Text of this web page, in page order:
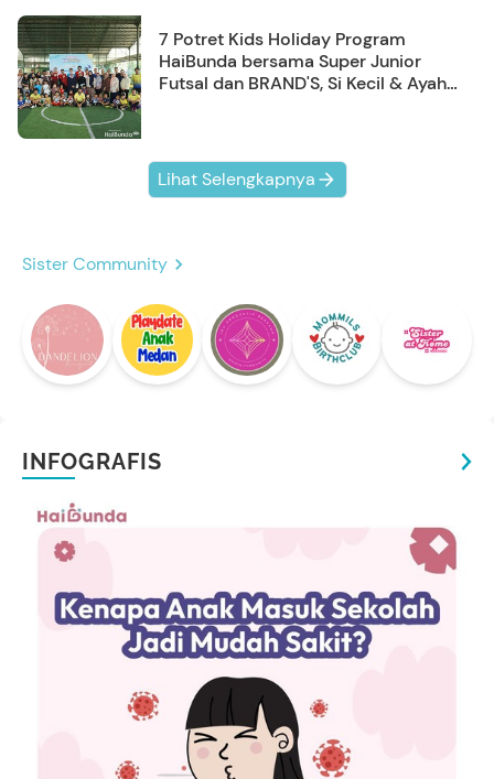
7 Potret Kids Holiday Program
HaiBunda bersama Super Junior
Futsal dan BRAND'S, Si Kecil & Ayah
Lihat Selengkapnya
Sister Community
INFOGRAFIS